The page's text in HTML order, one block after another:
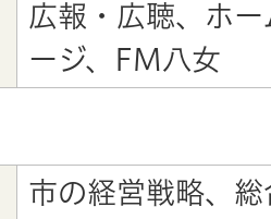
広報・広聴、ホー
ージ、FM八女
市の経営戦略、総